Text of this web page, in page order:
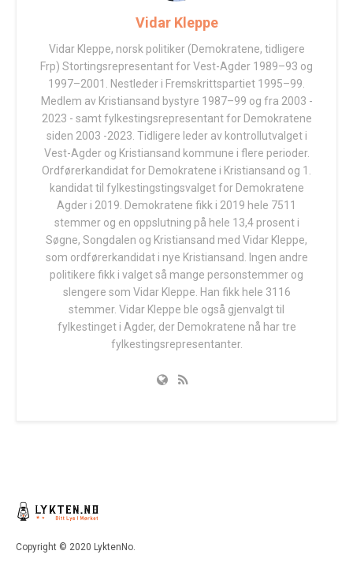
Vidar Kleppe
Vidar Kleppe, norsk politiker (Demokratene, tidligere
Frp) Stortingsrepresentant for Vest-Agder 1989–93 og
1997–2001. Nestleder i Fremskrittspartiet 1995–99.
Medlem av Kristiansand bystyre 1987–99 og fra 2003 -
2023 - samt fylkestingsrepresentant for Demokratene
siden 2003 -2023. Tidligere leder av kontrollutvalget i
Vest-Agder og Kristiansand kommune i flere perioder.
Ordførerkandidat for Demokratene i Kristiansand og 1.
kandidat til fylkestingstingsvalget for Demokratene
Agder i 2019. Demokratene fikk i 2019 hele 7511
stemmer og en oppslutning på hele 13,4 prosent i
Søgne, Songdalen og Kristiansand med Vidar Kleppe,
som ordførerkandidat i nye Kristiansand. Ingen andre
politikere fikk i valget så mange personstemmer og
slengere som Vidar Kleppe. Han fikk hele 3116
stemmer. Vidar Kleppe ble også gjenvalgt til
fylkestinget i Agder, der Demokratene nå har tre
fylkestingsrepresentanter.
Copyright © 2020 LyktenNo.